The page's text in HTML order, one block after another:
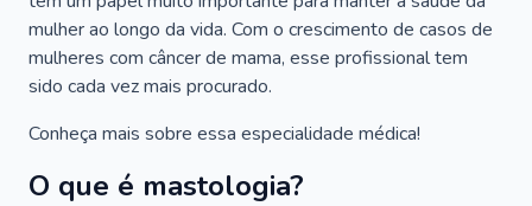
mulher ao longo da vida. Com o crescimento de casos de
mulheres com câncer de mama, esse profissional tem
sido cada vez mais procurado.
Conheça mais sobre essa especialidade médica!
O que é mastologia?